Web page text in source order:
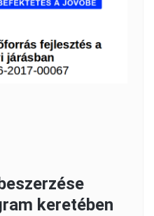
keretében